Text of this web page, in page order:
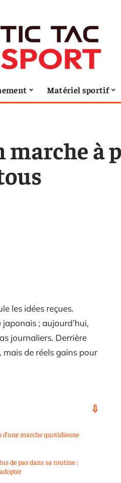
Matériel sportif
marche à
les idées reçues.
; aujourd’hui,
journaliers. Derrière
mais de réels gains pour
marche quotidienne
de pas dans sa routine :